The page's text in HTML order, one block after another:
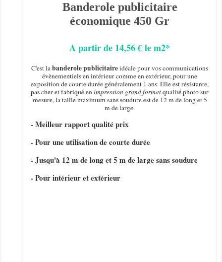
Banderole publicitaire
économique 450 Gr
A partir de 14,56 € le m2*
C'est labanderole publicitaireidéale pour vos communications
évènementiels en intérieur comme en extérieur, pour une
exposition de courte durée généralement 1 ans. Elle est résistante,
pas cher et fabriqué enimpression grand formatqualité photo sur
mesure, la taille maximum sans soudure est de 12 m de long et 5
m de large.
- Meilleur rapport qualité prix
- Pour une utilisation de courte durée
- Jusqu'à 12 m de long et 5 m de large sans soudure
- Pour intérieur et extérieur